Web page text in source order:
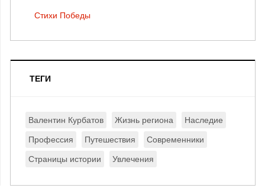
Стихи Победы
ТЕГИ
Валентин Курбатов Жизнь региона Наследие
Профессия Путешествия Современники
Страницы истории Увлечения